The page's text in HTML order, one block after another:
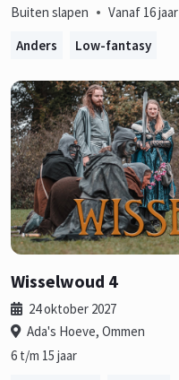
Buiten slapen • Vanaf 16 jaar
Anders
Low-fantasy
Wisselwoud 4
24 oktober 2027
Ada's Hoeve, Ommen
6 t/m 15 jaar